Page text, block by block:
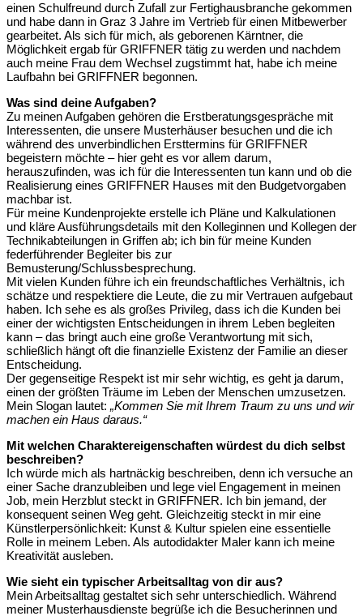
einen Schulfreund durch Zufall zur Fertighausbranche gekommen
und habe dann in Graz 3 Jahre im Vertrieb für einen Mitbewerber
gearbeitet. Als sich für mich, als geborenen Kärntner, die
Möglichkeit ergab für GRIFFNER tätig zu werden und nachdem
auch meine Frau dem Wechsel zugstimmt hat, habe ich meine
Laufbahn bei GRIFFNER begonnen.
Was sind deine Aufgaben?
Zu meinen Aufgaben gehören die Erstberatungsgespräche mit
Interessenten, die unsere Musterhäuser besuchen und die ich
während des unverbindlichen Ersttermins für GRIFFNER
begeistern möchte – hier geht es vor allem darum,
herauszufinden, was ich für die Interessenten tun kann und ob die
Realisierung eines GRIFFNER Hauses mit den Budgetvorgaben
machbar ist.
Für meine Kundenprojekte erstelle ich Pläne und Kalkulationen
und kläre Ausführungsdetails mit den Kolleginnen und Kollegen der
Technikabteilungen in Griffen ab; ich bin für meine Kunden
federführender Begleiter bis zur
Bemusterung/Schlussbesprechung.
Mit vielen Kunden führe ich ein freundschaftliches Verhältnis, ich
schätze und respektiere die Leute, die zu mir Vertrauen aufgebaut
haben. Ich sehe es als großes Privileg, dass ich die Kunden bei
einer der wichtigsten Entscheidungen in ihrem Leben begleiten
kann – das bringt auch eine große Verantwortung mit sich,
schließlich hängt oft die finanzielle Existenz der Familie an dieser
Entscheidung.
Der gegenseitige Respekt ist mir sehr wichtig, es geht ja darum,
einen der größten Träume im Leben der Menschen umzusetzen.
Mein Slogan lautet: „Kommen Sie mit Ihrem Traum zu uns und wir
machen ein Haus daraus.“
Mit welchen Charaktereigenschaften würdest du dich selbst
beschreiben?
Ich würde mich als hartnäckig beschreiben, denn ich versuche an
einer Sache dranzubleiben und lege viel Engagement in meinen
Job, mein Herzblut steckt in GRIFFNER. Ich bin jemand, der
konsequent seinen Weg geht. Gleichzeitig steckt in mir eine
Künstlerpersönlichkeit: Kunst & Kultur spielen eine essentielle
Rolle in meinem Leben. Als autodidakter Maler kann ich meine
Kreativität ausleben.
Wie sieht ein typischer Arbeitsalltag von dir aus?
Mein Arbeitsalltag gestaltet sich sehr unterschiedlich. Während
meiner Musterhausdienste begrüße ich die Besucherinnen und